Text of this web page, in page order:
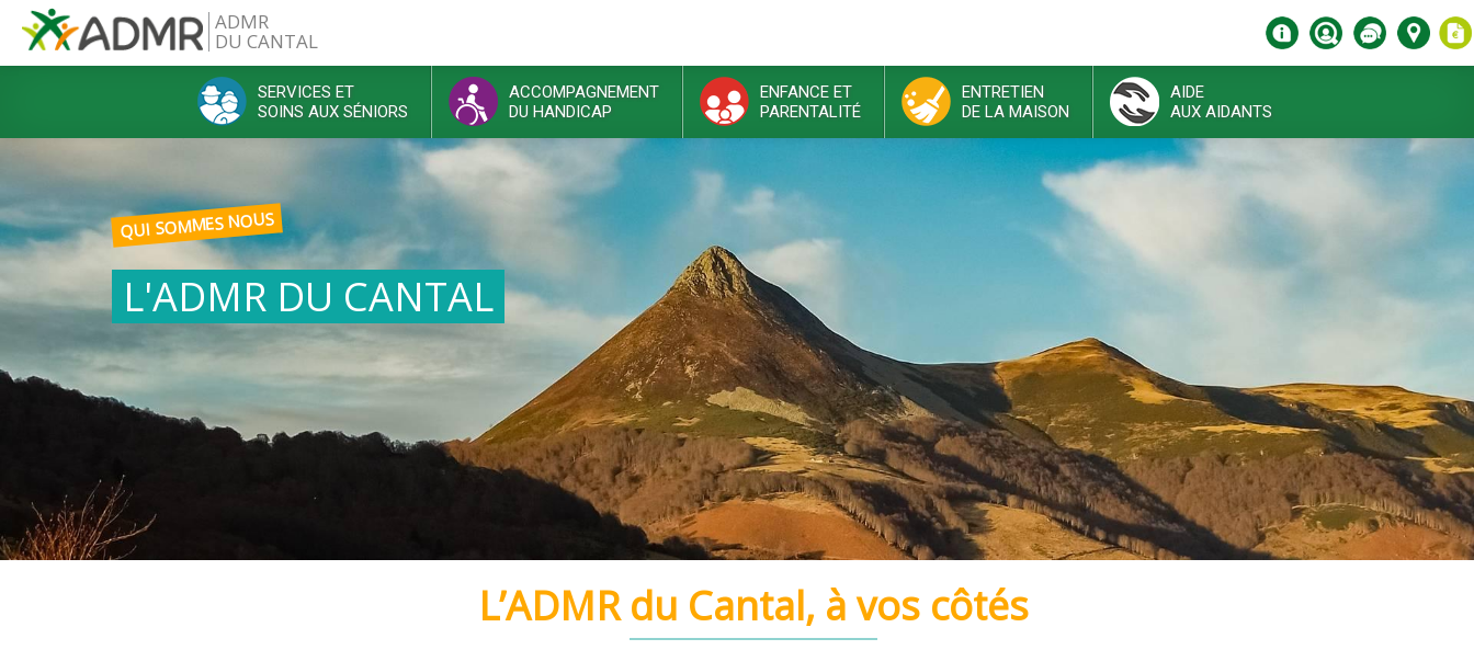
Aller au contenu principal ADMR
DU CANTAL
SERVICES ET
SOINS AUX SÉNIORS
ACCOMPAGNEMENT
DU HANDICAP
ENFANCE ET
PARENTALITÉ
ENTRETIEN
DE LA MAISON
AIDE
AUX AIDANTS
Menu principal
QUI SOMMES NOUS
L'ADMR DU CANTAL
L’ADMR du Cantal, à vos côtés